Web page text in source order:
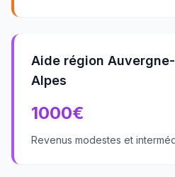
Aide région
Alpes
1000€
Revenus modestes et